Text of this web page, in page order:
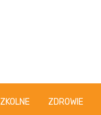
ZDROWIE